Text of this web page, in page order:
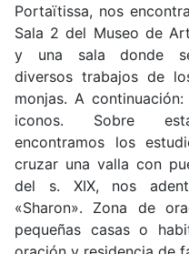
Portaïtissa, nos
Sala 2 del Museo de
y una sala donde
diversos trabajos de
monjas. A
iconos. Sobre
encontramos los
cruzar una valla con
del s. XIX, nos
«Sharon». Zona de
pequeñas casas o